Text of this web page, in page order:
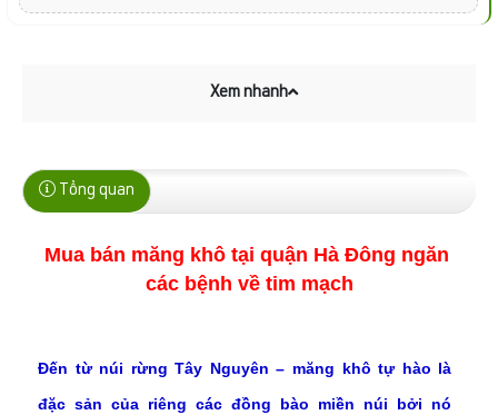
Xem nhanh
Tổng quan
Mua bán măng khô tại quận Hà Đông ngăn
các bệnh về tim mạch
Đến từ núi rừng Tây Nguyên – măng khô tự hào là
đặc sản của riêng các đồng bào miền núi bởi nó